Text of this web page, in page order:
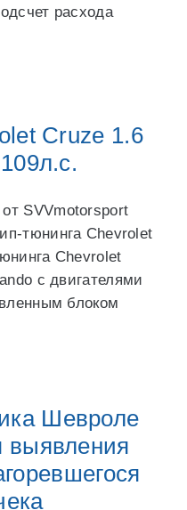
расхода
Cruze 1.6
109л.с.
SVVmotorsport
тюнинга Chevrolet
Chevrolet
с двигателями
блоком
Шевроле
выявления